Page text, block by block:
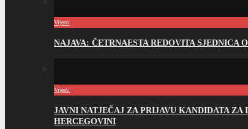
Vijesti
NAJAVA: ČETRNAESTA REDOVITA SJEDNICA
Vijesti
JAVNI NATJEČAJ ZA PRIJAVU KANDIDATA
HERCEGOVINI